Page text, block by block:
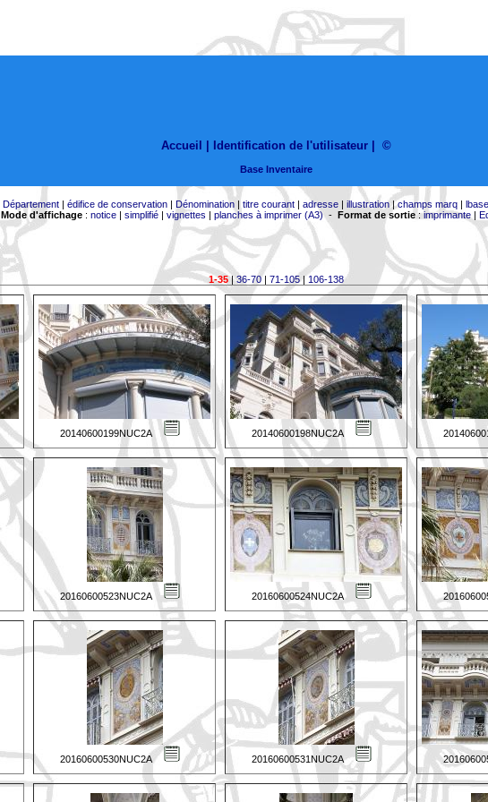
Accueil | Identification de l'utilisateur ©
Base Inventaire
Département| édifice de conservation| Dénomination| titre courant| adresse| illustration|champs marq| lbase
Mode d'affichage: notice| simplifié| vignettes | planches à imprimer (A3)- Format de sortie:imprimante|
1-35|36-70| 71-105| 106-138
20140600199NUC2A 20140600198NUC2A
20160600523NUC2A 20160600524NUC2A
20160600530NUC2A 20160600531NUC2A